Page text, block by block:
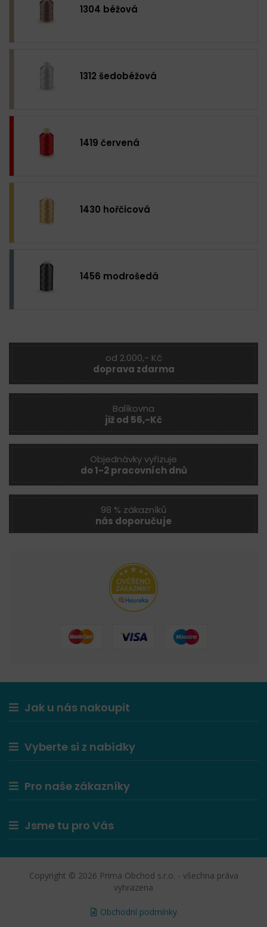
1304 béžová
1312 šedobéžová
1419 červená
1430 hořčicová
1456 modrošedá
od 2.000,- Kč
doprava zdarma
Balíkovna
již od 56,-Kč
Objednávky vyřizuje
do 1-2 pracovních dnů
98 % zákazníků
nás doporučuje
Jak u nás nakoupit
Vyberte si z nabídky
Pro naše zákazníky
Jsme tu pro Vás
Copyright © 2026 Prima Obchod s.r.o. - všechna práva
vyhrazena
Obchodní podmínky